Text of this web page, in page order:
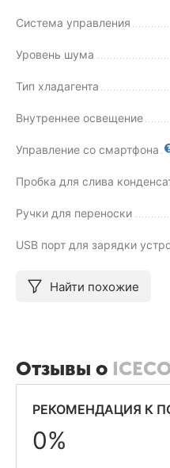
Система управления
Уровень шума
Тип хладагента
Внутреннее освещение
Управление со смартфона
Пробка для слива
Ручки для переноски
USB порт для зарядки
Найти похожие
Отзывы о
РЕКОМЕНДАЦИЯ К
0%